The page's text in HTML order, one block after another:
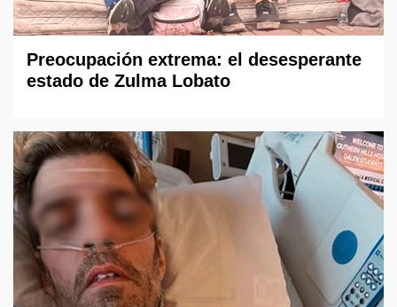
Preocupación extrema: el desesperante
estado de Zulma Lobato